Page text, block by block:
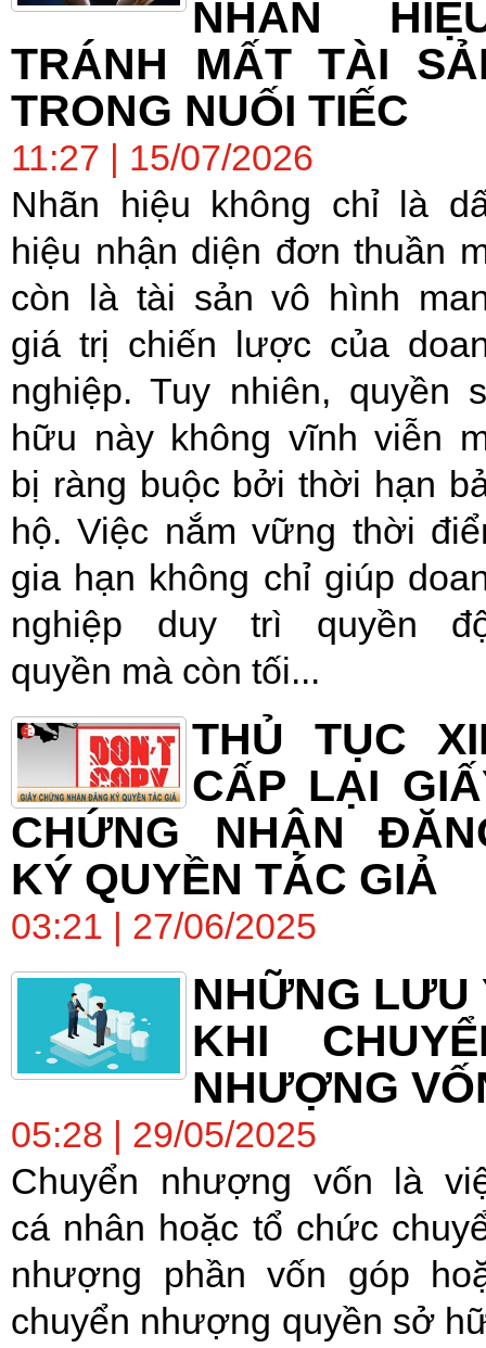
NHÃN
TRÁNH MẤT TÀI
TRONG NUỐI TIẾC
11:27 | 15/07/2026
Nhãn hiệu không chỉ là
hiệu nhận diện đơn thuần
còn là tài sản vô hình
giá trị chiến lược của
nghiệp. Tuy nhiên, quyền
hữu này không vĩnh viễn
bị ràng buộc bởi thời hạn
hộ. Việc nắm vững thời
gia hạn không chỉ giúp
nghiệp duy trì quyền
quyền mà còn tối...
THỦ TỤC
CẤP LẠI
CHỨNG NHẬN
KÝ QUYỀN TÁC GIẢ
03:21 | 27/06/2025
NHỮNG LƯU
KHI
NHƯỢNG
05:28 | 29/05/2025
Chuyển nhượng vốn là
cá nhân hoặc tổ chức
nhượng phần vốn góp
chuyển nhượng quyền sở